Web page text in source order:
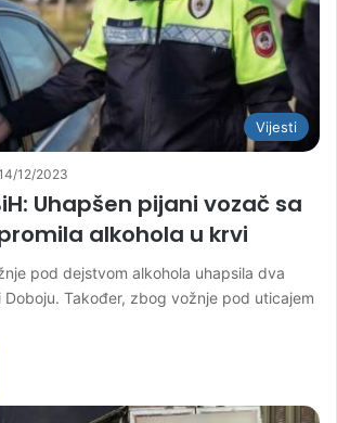
Vijesti
12/2023
Uhapšen pijani vozač sa
alkohola u krvi
pod dejstvom alkohola uhapsila dva
Također, zbog vožnje pod uticajem